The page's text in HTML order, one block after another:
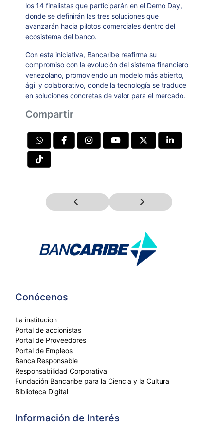
los 14 finalistas que participarán en el Demo Day,
donde se definirán las tres soluciones que
avanzarán hacia pilotos comerciales dentro del
ecosistema del banco.
Con esta iniciativa, Bancaribe reafirma su
compromiso con la evolución del sistema financiero
venezolano, promoviendo un modelo más abierto,
ágil y colaborativo, donde la tecnología se traduce
en soluciones concretas de valor para el mercado.
Compartir
Conócenos
La institucion
Portal de accionistas
Portal de Proveedores
Portal de Empleos
Banca Responsable
Responsabilidad Corporativa
Fundación Bancaribe para la Ciencia y la Cultura
Biblioteca Digital
Información de Interés